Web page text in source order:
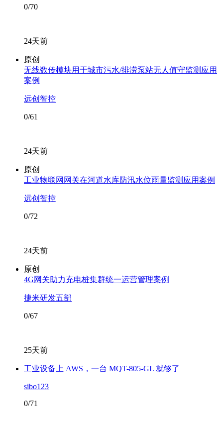
0/70
24天前
原创
无线数传模块用于城市污水/排涝泵站无人值守监测应用
案例
远创智控
0/61
24天前
原创
工业物联网网关在河道水库防汛水位雨量监测应用案例
远创智控
0/72
24天前
原创
4G网关助力充电桩集群统一运营管理案例
捷米研发五部
0/67
25天前
工业设备上 AWS，一台 MQT-805-GL 就够了
sibo123
0/71